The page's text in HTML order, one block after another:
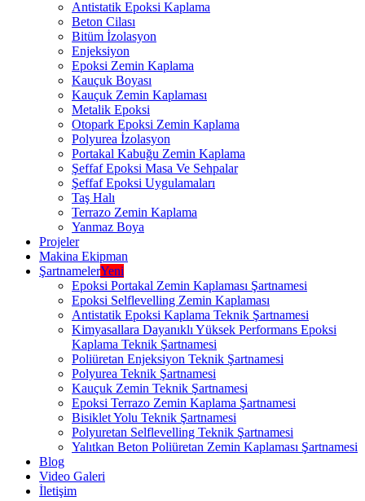
Antistatik Epoksi Kaplama
Beton Cilası
Bitüm İzolasyon
Enjeksiyon
Epoksi Zemin Kaplama
Kauçuk Boyası
Kauçuk Zemin Kaplaması
Metalik Epoksi
Otopark Epoksi Zemin Kaplama
Polyurea İzolasyon
Portakal Kabuğu Zemin Kaplama
Şeffaf Epoksi Masa Ve Sehpalar
Şeffaf Epoksi Uygulamaları
Taş Halı
Terrazo Zemin Kaplama
Yanmaz Boya
Projeler
Makina Ekipman
ŞartnamelerYeni
Epoksi Portakal Zemin Kaplaması Şartnamesi
Epoksi Selflevelling Zemin Kaplaması
Antistatik Epoksi Kaplama Teknik Şartnamesi
Kimyasallara Dayanıklı Yüksek Performans Epoksi
Kaplama Teknik Şartnamesi
Poliüretan Enjeksiyon Teknik Şartnamesi
Polyurea Teknik Şartnamesi
Kauçuk Zemin Teknik Şartnamesi
Epoksi Terrazo Zemin Kaplama Şartnamesi
Bisiklet Yolu Teknik Şartnamesi
Polyuretan Selflevelling Teknik Şartnamesi
Yalıtkan Beton Poliüretan Zemin Kaplaması Şartnamesi
Blog
Video Galeri
İletişim